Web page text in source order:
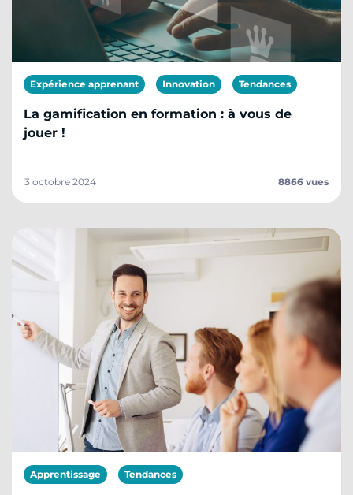
Expérience apprenant Innovation Tendances
La gamification en formation : à vous de
jouer !
3 octobre 2024 8866 vues
Apprentissage Tendances